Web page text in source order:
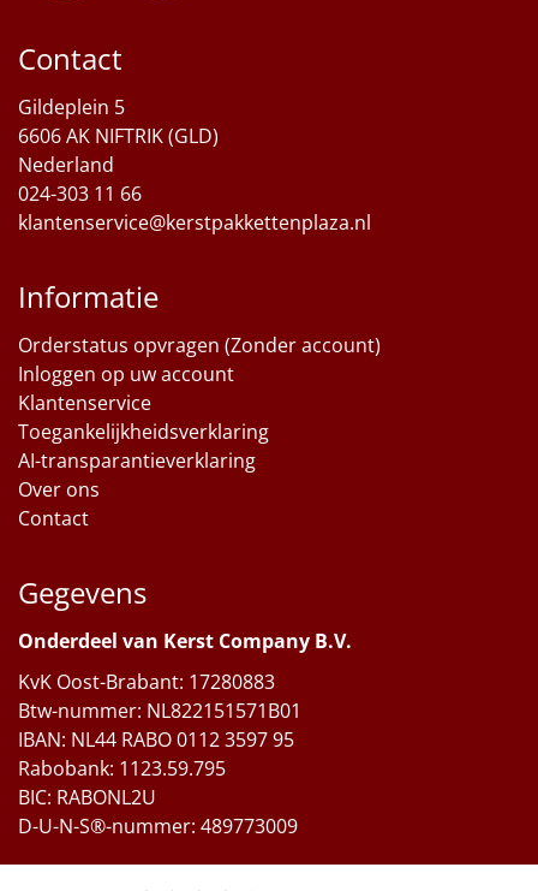
Contact
Gildeplein 5
6606 AK NIFTRIK (GLD)
Nederland
024-303 11 66
klantenservice@kerstpakkettenplaza.nl
Informatie
Orderstatus opvragen (Zonder account)
Inloggen op uw account
Klantenservice
Toegankelijkheidsverklaring
AI-transparantieverklaring
Over ons
Contact
Gegevens
Onderdeel van Kerst Company B.V.
KvK Oost-Brabant: 17280883
Btw-nummer: NL822151571B01
IBAN: NL44 RABO 0112 3597 95
Rabobank: 1123.59.795
BIC: RABONL2U
D-U-N-S®-nummer: 489773009